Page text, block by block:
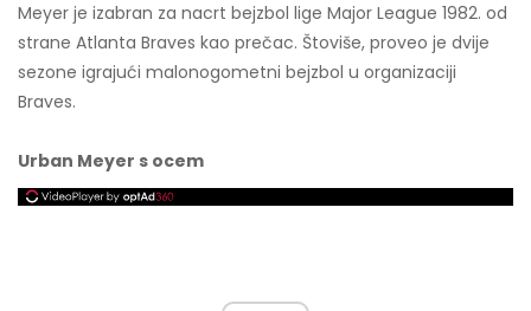
Meyer je izabran za nacrt bejzbol lige Major League 1982. od
strane Atlanta Braves kao prečac. Štoviše, proveo je dvije
sezone igrajući malonogometni bejzbol u organizaciji
Braves.
Urban Meyer s ocem